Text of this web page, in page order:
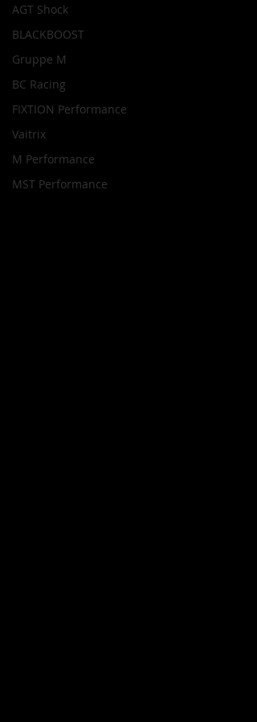
AGT Shock
BLACKBOOST
Gruppe M
BC Racing
FIXTION Performance
Vaitrix
M Performance
MST Performance